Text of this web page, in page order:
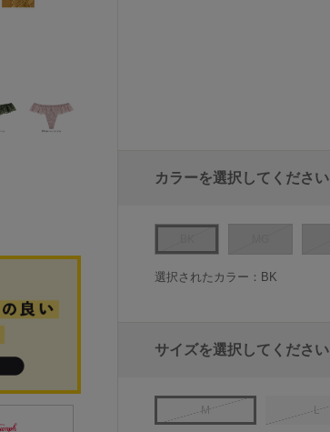
カラーを選択してください
選択されたカラー：BK
サイズを選択してください
M L